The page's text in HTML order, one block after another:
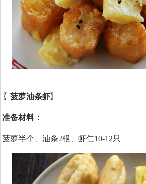
〖菠萝油条虾〗
准备材料：
菠萝半个、油条2根、虾仁10-12只